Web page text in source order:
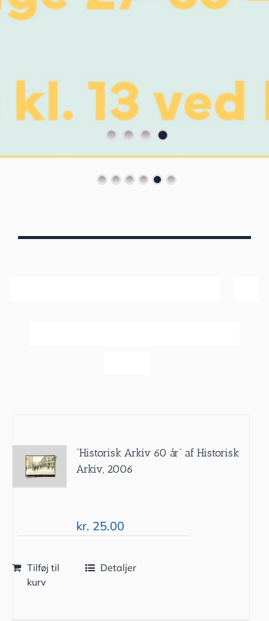
”Historisk Arkiv 60 år” af Historisk
Arkiv, 2006
kr. 25.00
Tilføj til
kurv
Detaljer